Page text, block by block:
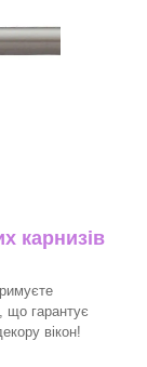
карнизів
що гарантує
вікон!​